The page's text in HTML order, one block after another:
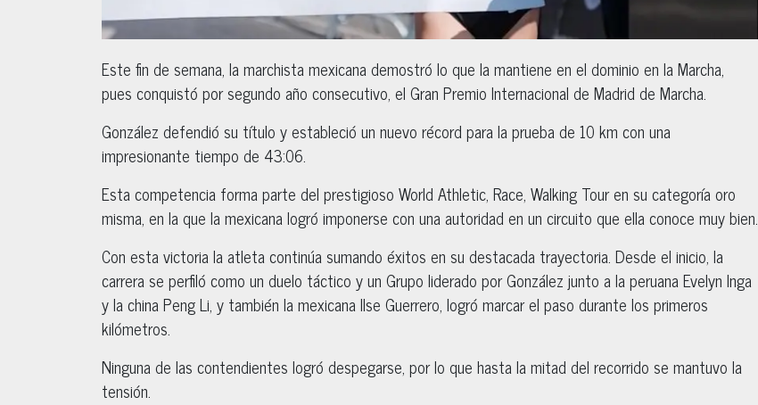
Este fin de semana, la marchista mexicana demostró lo que la mantiene en el dominio en la Marcha,
pues conquistó por segundo año consecutivo, el Gran Premio Internacional de Madrid de Marcha.
González defendió su título y estableció un nuevo récord para la prueba de 10 km con una
impresionante tiempo de 43:06.
Esta competencia forma parte del prestigioso World Athletic, Race, Walking Tour en su categoría oro
misma, en la que la mexicana logró imponerse con una autoridad en un circuito que ella conoce muy bien.
Con esta victoria la atleta continúa sumando éxitos en su destacada trayectoria. Desde el inicio, la
carrera se perfiló como un duelo táctico y un Grupo liderado por González junto a la peruana Evelyn Inga
y la china Peng Li, y también la mexicana Ilse Guerrero, logró marcar el paso durante los primeros
kilómetros.
Ninguna de las contendientes logró despegarse, por lo que hasta la mitad del recorrido se mantuvo la
tensión.